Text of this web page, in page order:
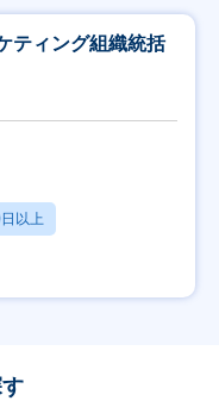
ティング組織統括
以上